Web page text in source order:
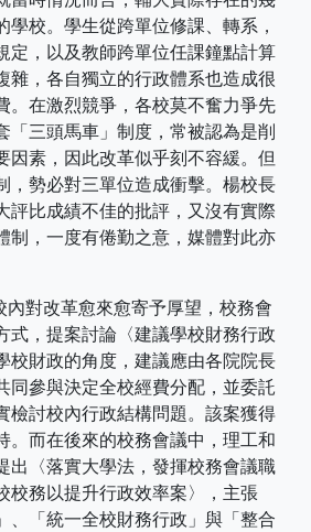
學校。學生從跨單位修課、轉系，
定，以及教師跨單位任課鐘點計算
雜，各自獨立的行政體系也造成很
。在激烈競爭，各校莫不奮力爭先
「三頭馬車」制度，常被認為是削
因素，因此改革似乎刻不容緩。但
，勢必對三單位造成衝擊。楊校長
評比成績不佳的批評，又沒有實際
制，一度有倦勤之意，媒體對此亦
對改革愈來愈寄予厚望，校務會
式，提案討論〈建議學校財務行政
校財政的角度，建議應由各院院長
同參與決定全校經費分配，並委託
檢討校內行政結構問題。該案獲得
。而在後來的校務會議中，理工和
出〈落實大學法，發揮校務會議職
校務以提升行政效率案〉，主張
、「統一全校財務行政」與「整合